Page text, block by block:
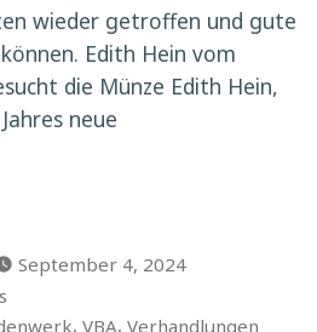
wieder getroffen und gute
Edith Hein vom
die Münze Edith Hein,
neue
September 4, 2024
, VBA, Verhandlungen